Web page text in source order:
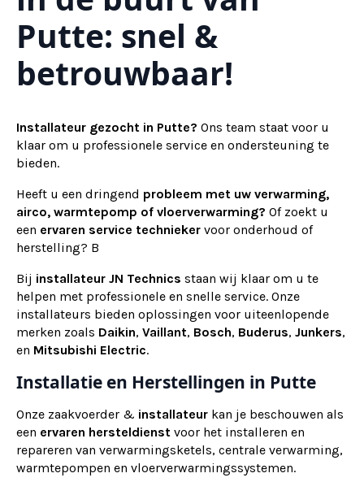
Putte: snel &
betrouwbaar!
Installateur gezocht in Putte? Ons team staat voor u
klaar om u professionele service en ondersteuning te
bieden.
Heeft u een dringend probleem met uw verwarming,
airco, warmtepomp of vloerverwarming? Of zoekt u
een ervaren service technieker voor onderhoud of
herstelling? B
Bij installateur JN Technics staan wij klaar om u te
helpen met professionele en snelle service. Onze
installateurs bieden oplossingen voor uiteenlopende
merken zoals Daikin, Vaillant, Bosch, Buderus, Junkers,
en Mitsubishi Electric.
Installatie en Herstellingen in Putte
Onze zaakvoerder & installateur kan je beschouwen als
een ervaren hersteldienst voor het installeren en
repareren van verwarmingsketels, centrale verwarming,
warmtepompen en vloerverwarmingssystemen.